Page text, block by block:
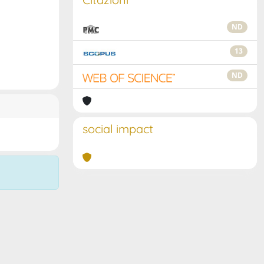
ND
13
ND
social impact